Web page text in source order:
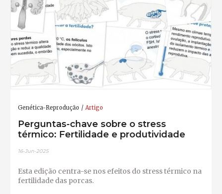
Genética-Reprodução Artigo
Perguntas-chave sobre o stress
térmico: Fertilidade e produtividade
16-Jun-2025
Esta edição centra-se nos efeitos do stress térmico na
fertilidade das porcas.